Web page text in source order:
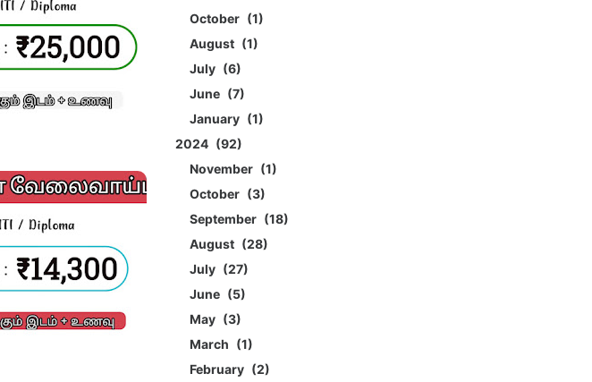
October
1
August
1
July
6
June
7
January
1
2024
92
November
1
October
3
September
18
August
28
July
27
June
5
May
3
March
1
February
2